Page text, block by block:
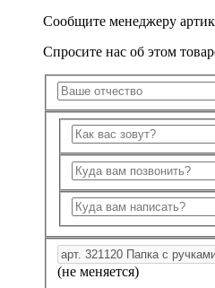
Сообщите менеджеру
Спросите нас об этом
(не меняется)